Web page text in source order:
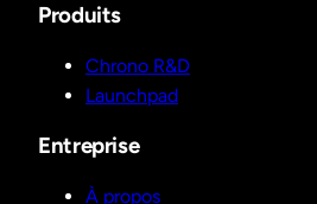
Produits
Chrono R&D
Launchpad
Entreprise
À propos